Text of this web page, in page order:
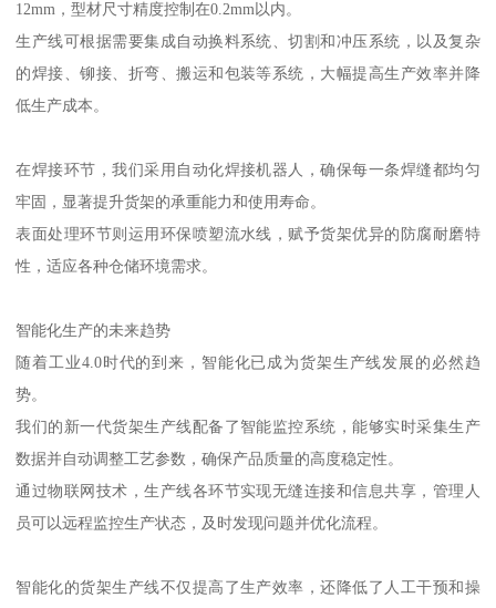
12mm，型材尺寸精度控制在0.2mm以内。
生产线可根据需要集成自动换料系统、切割和冲压系统，以及复杂
的焊接、铆接、折弯、搬运和包装等系统，大幅提高生产效率并降
低生产成本。
在焊接环节，我们采用自动化焊接机器人，确保每一条焊缝都均匀
牢固，显著提升货架的承重能力和使用寿命。
表面处理环节则运用环保喷塑流水线，赋予货架优异的防腐耐磨特
性，适应各种仓储环境需求。
智能化生产的未来趋势
随着工业4.0时代的到来，智能化已成为货架生产线发展的必然趋
势。
我们的新一代货架生产线配备了智能监控系统，能够实时采集生产
数据并自动调整工艺参数，确保产品质量的高度稳定性。
通过物联网技术，生产线各环节实现无缝连接和信息共享，管理人
员可以远程监控生产状态，及时发现问题并优化流程。
智能化的货架生产线不仅提高了生产效率，还降低了人工干预和操